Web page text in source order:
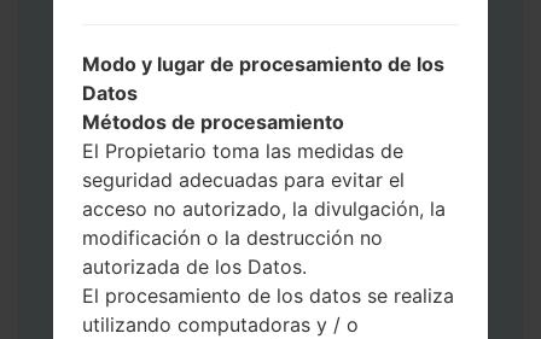
Instrucciones
Modo y lugar de procesamiento de los
Datos
Métodos de procesamiento
El Propietario toma las medidas de
seguridad adecuadas para evitar el
acceso no autorizado, la divulgación, la
modificación o la destrucción no
autorizada de los Datos.
El procesamiento de los datos se realiza
utilizando computadoras y / o